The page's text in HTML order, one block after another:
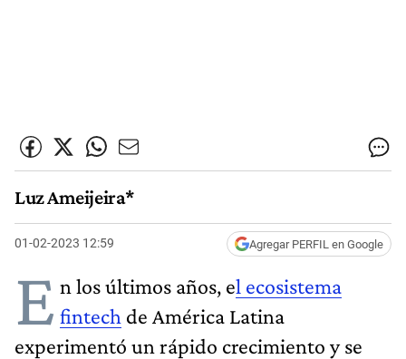
Luz Ameijeira*
01-02-2023 12:59 Agregar PERFIL en Google
E n los últimos años, el ecosistema
fintech de América Latina
experimentó un rápido crecimiento y se